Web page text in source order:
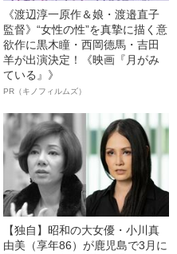
《渡辺淳一原作＆娘・渡邉直子
監督》“女性の性”を真摯に描く意
欲作に黒木瞳・西岡德馬・吉田
羊が出演決定！《映画『月がみ
ている』》
PR（キノフィルムズ）
【独自】昭和の大女優・小川真
由美（享年86）が鹿児島で3月に